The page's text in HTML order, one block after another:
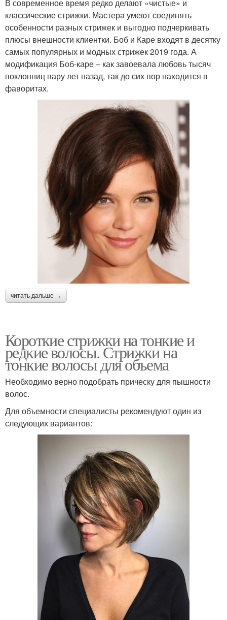
В современное время редко делают «чистые» и
классические стрижки. Мастера умеют соединять
особенности разных стрижек и выгодно подчеркивать
плюсы внешности клиентки. Боб и Каре входят в десятку
самых популярных и модных стрижек 2019 года. А
модификация Боб-каре – как завоевала любовь тысяч
поклонниц пару лет назад, так до сих пор находится в
фаворитах.
читать дальше →
Короткие стрижки на тонкие и
редкие волосы. Стрижки на
тонкие волосы для объема
Необходимо верно подобрать прическу для пышности
волос.
Для объемности специалисты рекомендуют один из
следующих вариантов: